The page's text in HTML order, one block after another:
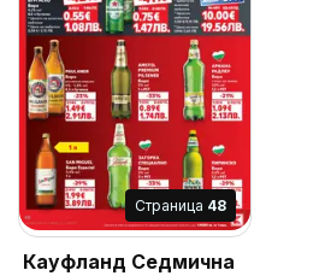
Cтраница 48
Кауфланд Седмична